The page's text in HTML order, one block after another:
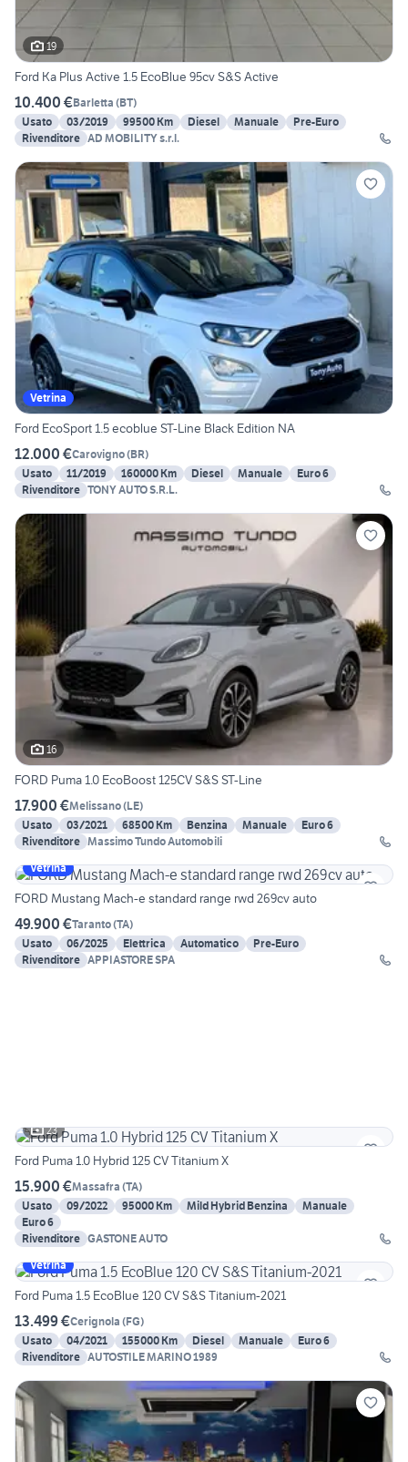
19
Ford Ka Plus Active 1.5 EcoBlue 95cv S&S Active
10.400 €Barletta (BT)
Usato
03/2019 99500 Km Diesel Manuale
Pre-Euro
Rivenditore AD MOBILITY s.r.l.
Vetrina
Ford EcoSport 1.5 ecoblue ST-Line Black Edition NA
12.000 €Carovigno(BR)
Usato
11/2019 160000 Km Diesel Manuale
Euro 6
Rivenditore TONY AUTO S.R.L.
16
FORD Puma 1.0 EcoBoost 125CV S&S ST-Line
17.900 €Melissano(LE)
Usato
03/2021 68500 Km Benzina Manuale
Euro 6
Rivenditore Massimo Tundo Automobili
Vetrina
FORD Mustang Mach-e standard range rwd 269cv auto
49.900 €Taranto(TA)
Usato
06/2025 Elettrica Automatico
Pre-Euro
Rivenditore APPIASTORE SPA
23
Ford Puma 1.0 Hybrid 125 CV Titanium X
15.900 €Massafra (TA)
Usato
09/2022 95000 Km Mild Hybrid Benzina
Manuale
Euro 6
Rivenditore GASTONE AUTO
Vetrina
Ford Puma 1.5 EcoBlue 120 CV S&S Titanium-2021
13.499 €Cerignola (FG)
Usato
04/2021 155000 Km Diesel Manuale
Euro 6
Rivenditore AUTOSTILE MARINO 1989